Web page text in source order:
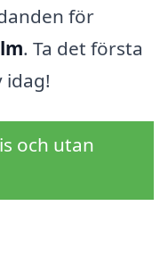
för
. Ta det första
idag!
och utan